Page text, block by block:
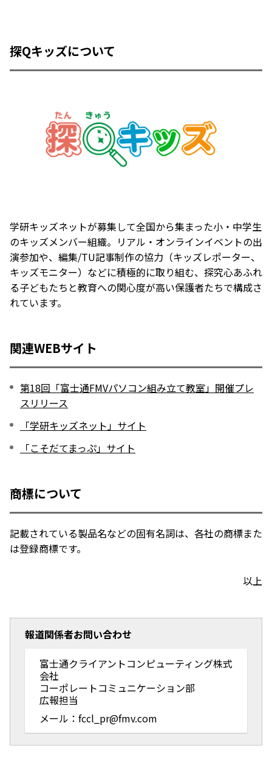
探Qキッズについて
学研キッズネットが募集して全国から集まった小・中学生
のキッズメンバー組織。リアル・オンラインイベントの出
演参加や、編集/TU記事制作の協力（キッズレポーター、
キッズモニター）などに積極的に取り組む、探究心あふれ
る子どもたちと教育への関心度が高い保護者たちで構成さ
れています。
関連WEBサイト
第18回「富士通FMVパソコン組み立て教室」開催プレ
スリリース
「学研キッズネット」サイト
「こそだてまっぷ」サイト
商標について
記載されている製品名などの固有名詞は、各社の商標また
は登録商標です。
以上
報道関係者お問い合わせ
富士通クライアントコンピューティング株式
会社
コーポレートコミュニケーション部
広報担当
メール：fccl_pr@fmv.com